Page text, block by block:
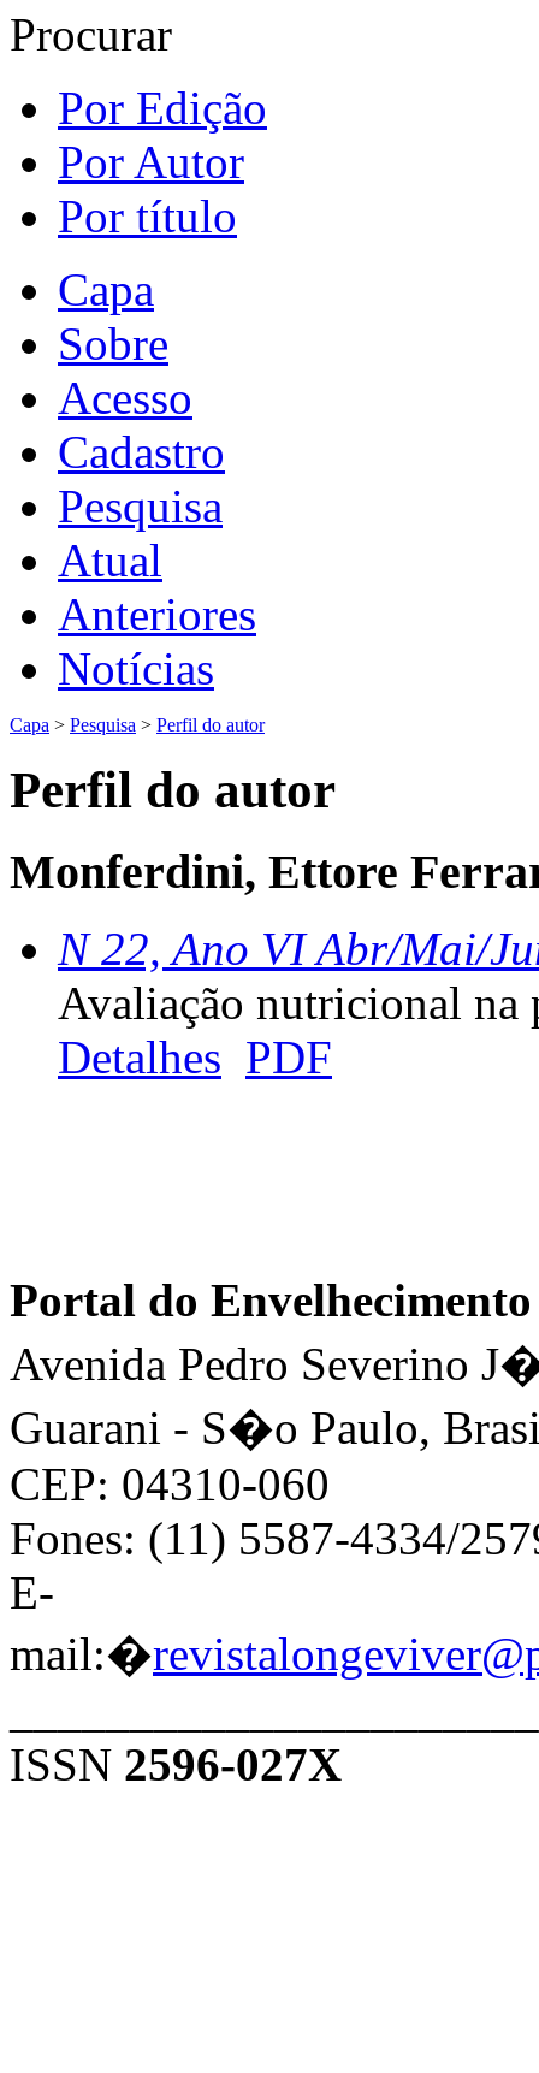
Procurar
Por Edição
Por Autor
Por título
Capa
Sobre
Acesso
Cadastro
Pesquisa
Atual
Anteriores
Notícias
Capa > Pesquisa > Perfil do autor
Perfil do autor
Monferdini, Ettore
N 22, Ano VI Abr/Mai/
Avaliação nutricional na
Detalhes PDF
Portal do
Avenida Pedro Severino
Guarani - S�o Paulo,
CEP: 04310-060
Fones: (11) 5587-4334/
E-
mail:�
ISSN 2596-027X